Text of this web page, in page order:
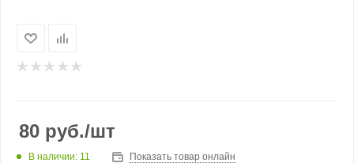
80 руб./шт
В наличии: 11 Показать товар онлайн